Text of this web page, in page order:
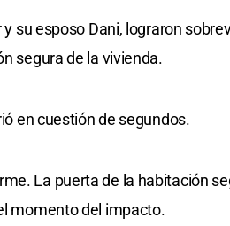
su esposo Dani, lograron
segura de la vivienda.
en cuestión de segundos.
La puerta de la habitación
momento del impacto.